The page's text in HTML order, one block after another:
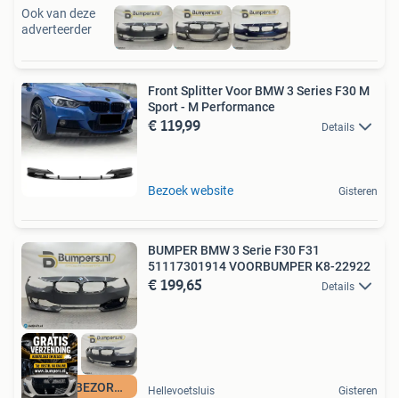
Ook van deze
adverteerder
Front Splitter Voor BMW 3 Series F30 M
Sport - M Performance
€ 119,99 Details
Bezoek website Gisteren
GRATIS BEZORGING
BUMPER BMW 3 Serie F30 F31
51117301914 VOORBUMPER K8-22922
€ 199,65 Details
Hellevoetsluis Gisteren